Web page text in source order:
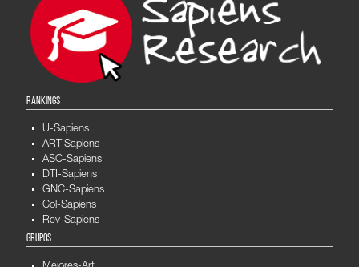
RANKINGS
U-Sapiens
ART-Sapiens
ASC-Sapiens
DTI-Sapiens
GNC-Sapiens
Col-Sapiens
Rev-Sapiens
GRUPOS